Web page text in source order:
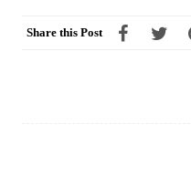
Share this Post